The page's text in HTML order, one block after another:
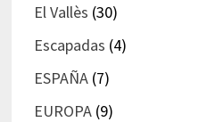
El Vallès (30)
Escapadas (4)
ESPAÑA(7)
EUROPA(9)